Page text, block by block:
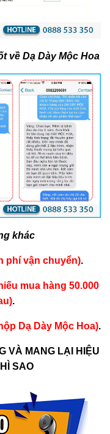
về Dạ Dày Mộc Hoa
khác
phí vận chuyển).
mua hàng 50.000
.
Dạ Dày Mộc Hoa).
VÀ MANG LẠI HIỆU
SAO